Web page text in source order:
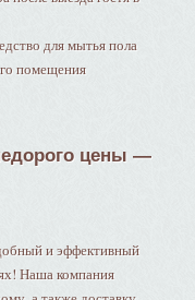
для мытья пола
помещения
цены —
и эффективный
Наша компания